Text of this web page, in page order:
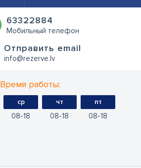
63322884
Мобильный телефон
Oтправить email
info@rezerve.lv
Время работы:
ср
08 18
чт
08 18
пт
08 18